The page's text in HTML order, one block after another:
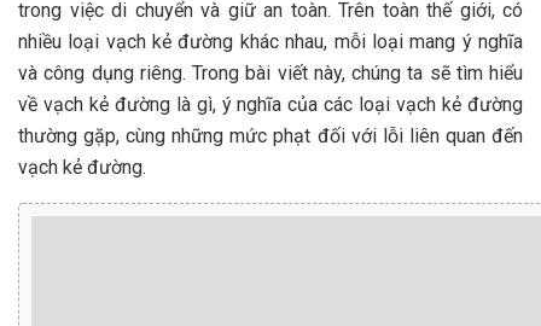
trong việc di chuyển và giữ an toàn. Trên toàn thế giới, có
nhiều loại vạch kẻ đường khác nhau, mỗi loại mang ý nghĩa
và công dụng riêng. Trong bài viết này, chúng ta sẽ tìm hiểu
về vạch kẻ đường là gì, ý nghĩa của các loại vạch kẻ đường
thường gặp, cùng những mức phạt đối với lỗi liên quan đến
vạch kẻ đường.